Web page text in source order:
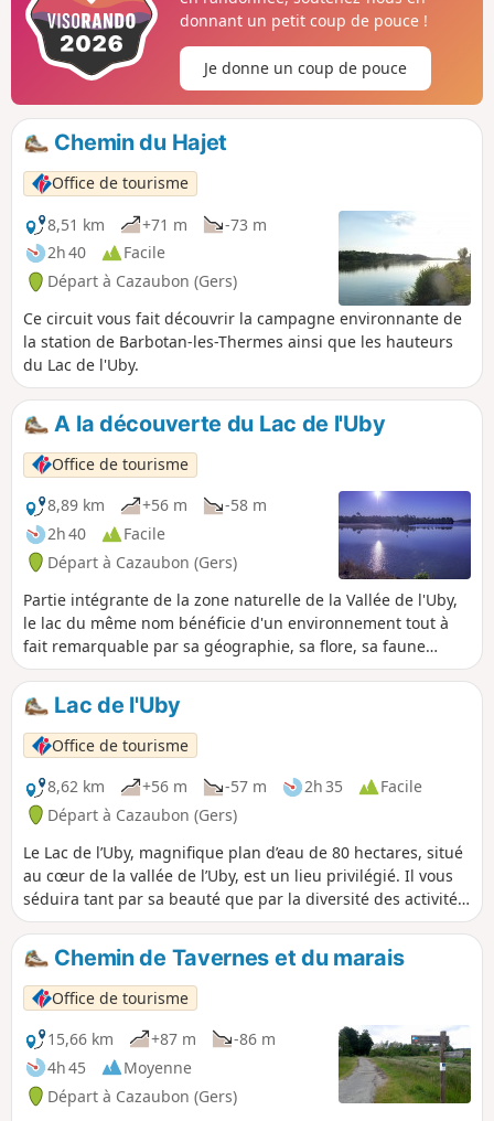
profiter du calme et de l'authenticité du territoire. Une
sortie agréable à partager en famille ou entre amis, au
rythme de la nature.
donnant un petit coup de pouce !
Je donne un coup de pouce
Chemin du Hajet
Office de tourisme
8,51 km
+71 m
-73 m
2h 40
Facile
Départ à Cazaubon (Gers)
Ce circuit vous fait découvrir la campagne environnante de
la station de Barbotan-les-Thermes ainsi que les hauteurs
du Lac de l'Uby.
A la découverte du Lac de l'Uby
Office de tourisme
8,89 km
+56 m
-58 m
2h 40
Facile
Départ à Cazaubon (Gers)
Partie intégrante de la zone naturelle de la Vallée de l'Uby,
le lac du même nom bénéficie d'un environnement tout à
fait remarquable par sa géographie, sa flore, sa faune
terrestre, ornithologique ou aquatique. Il forme un plan
d'eau de 80 hectares.
Lac de l'Uby
Office de tourisme
8,62 km
+56 m -57 m 2h 35
Facile
Départ à Cazaubon (Gers)
Le Lac de l’Uby, magnifique plan d’eau de 80 hectares, situé
au cœur de la vallée de l’Uby, est un lieu privilégié. Il vous
séduira tant par sa beauté que par la diversité des activités
qui y sont proposées.
Chemin de Tavernes et du marais
Office de tourisme
15,66 km
+87 m
-86 m
4h 45
Moyenne
Départ à Cazaubon (Gers)